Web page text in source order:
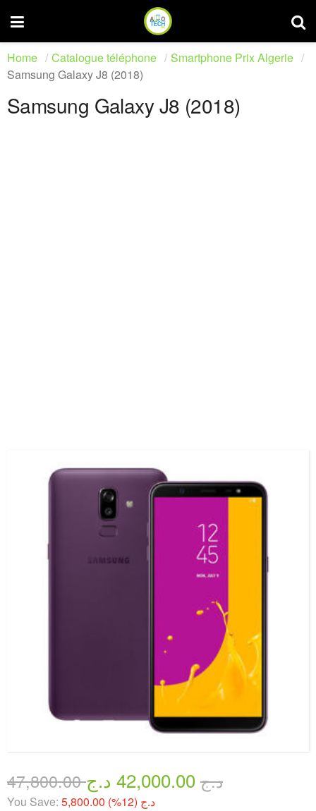
Home Catalogue téléphone
Smartphone Prix Algerie
Samsung Galaxy J8 (2018)
Samsung Galaxy J8 (2018)
47,800.00 د.ج
You Save:
5,800.00 د.ج (12%)